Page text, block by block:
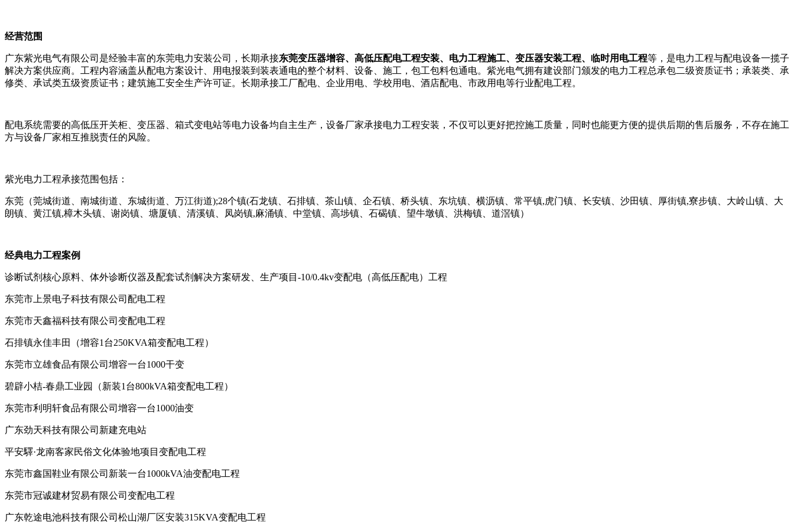
经营范围
广东紫光电气有限公司是经验丰富的东莞电力安装公司，长期承接东莞变压器增容、 高低压配电工程安装、电力工程施工、变压器安装工程、临时用电工程等，是电力工程与配电设备一揽子
解决方案供应商。工程内容涵盖从配电方案设计、用电报装到装表通电的整个材料、设备、施工，包工包料包通电。紫光电气拥有建设部门颁发的电力工程总承包二级资质证书；承装类、承
修类、承试类五级资质证书；建筑施工安全生产许可证。长期承接工厂配电、企业用电、学校用电、酒店配电、市政用电等行业配电工程。
配电系统需要的高低压开关柜、变压器、箱式变电站等电力设备均自主生产，设备厂家承接电力工程安装，不仅可以更好把控施工质量，同时也能更方便的提供后期的售后服务，不存在施工
方与设备厂家相互推脱责任的风险。
紫光电力工程承接范围包括：
东莞（莞城街道、南城街道、东城街道、万江街道);28个镇(石龙镇、石排镇、茶山镇、企石镇、桥头镇、东坑镇、横沥镇、常平镇,虎门镇、长安镇、沙田镇、厚街镇,寮步镇、大岭山镇、大
朗镇、黄江镇,樟木头镇、谢岗镇、塘厦镇、清溪镇、凤岗镇,麻涌镇、中堂镇、高埗镇、石碣镇、望牛墩镇、洪梅镇、道滘镇）
经典电力工程案例
诊断试剂核心原料、体外诊断仪器及配套试剂解决方案研发、生产项目-10/0.4kv变配电（高低压配电）工程
东莞市上景电子科技有限公司配电工程
东莞市天鑫福科技有限公司变配电工程
石排镇永佳丰田（增容1台250KVA箱变配电工程）
东莞市立雄食品有限公司增容一台1000干变
碧辟小桔-春鼎工业园（新装1台800kVA箱变配电工程）
东莞市利明轩食品有限公司增容一台1000油变
广东劲天科技有限公司新建充电站
平安驛·龙南客家民俗文化体验地项目变配电工程
东莞市鑫国鞋业有限公司新装一台1000kVA油变配电工程
东莞市冠诚建材贸易有限公司变配电工程
广东乾途电池科技有限公司松山湖厂区安装315KVA变配电工程